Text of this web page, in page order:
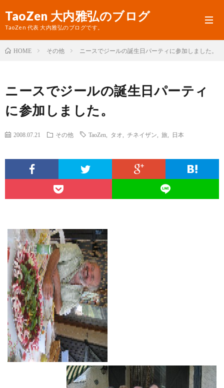
TaoZen 大内雅弘のブログ
TaoZen 代表 大内雅弘のブログです。
HOME その他 ニースでジールの誕生日パーティに参加しました。
ニースでジールの誕生日パーティ
に参加しました。
2008.07.21 その他 TaoZen タオ チネイザン 旅 日本